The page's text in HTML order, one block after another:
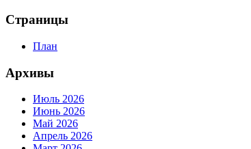
Страницы
План
Архивы
Июль 2026
Июнь 2026
Май 2026
Апрель 2026